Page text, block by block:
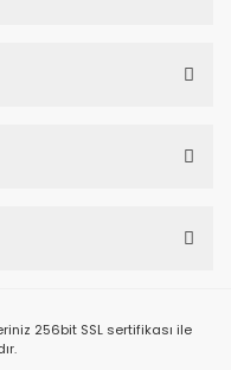
256bit SSL sertifikası ile